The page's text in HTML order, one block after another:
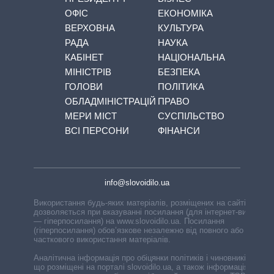
ОФІС
ВЕРХОВНА
РАДА
КАБІНЕТ
МІНІСТРІВ
ГОЛОВИ
ОБЛАДМІНІСТРАЦІЙ
МЕРИ МІСТ
ВСІ ПЕРСОНИ
ЕКОНОМІКА
КУЛЬТУРА
НАУКА
НАЦІОНАЛЬНА
БЕЗПЕКА
ПОЛІТИКА
ПРАВО
СУСПІЛЬСТВО
ФІНАНСИ
info@slovoidilo.ua
Використання будь-яких матеріалів, розміщених на сайті,
дозволяється при вказуванні посилання (для інтернет-видань
— гіперпосилання) на www.slovoidilo.ua. Посилання
(гіперпосилання) обов’язкове незалежно від повного або
часткового використання матеріалів.
Аналітична інформація про обіцянки політиків і чиновників,
що розміщені на порталі slovoidilo.ua, а також інформація про